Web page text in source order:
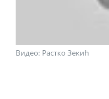
Видео: Растко Зекић